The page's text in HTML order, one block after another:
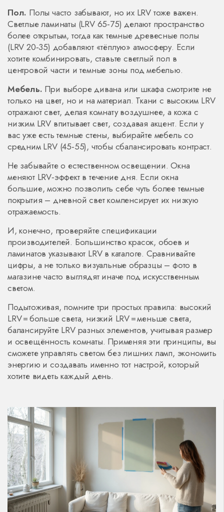
Пол. Полы часто забывают, но их LRV тоже важен.
Светлые ламинаты (LRV 65‑75) делают пространство
более открытым, тогда как темные древесные полы
(LRV 20‑35) добавляют «тёплую» атмосферу. Если
хотите комбинировать, ставьте светлый пол в
центровой части и темные зоны под мебелью.
Мебель. При выборе дивана или шкафа смотрите не
только на цвет, но и на материал. Ткани с высоким LRV
отражают свет, делая комнату воздушнее, а кожа с
низким LRV впитывает свет, создавая акцент. Если у
вас уже есть темные стены, выбирайте мебель со
средним LRV (45‑55), чтобы сбалансировать контраст.
Не забывайте о естественном освещении. Окна
меняют LRV‑эффект в течение дня. Если окна
большие, можно позволить себе чуть более темные
покрытия – дневной свет компенсирует их низкую
отражаемость.
И, конечно, проверяйте спецификации
производителей. Большинство красок, обоев и
ламинатов указывают LRV в каталоге. Сравнивайте
цифры, а не только визуальные образцы – фото в
магазине часто выглядят иначе под искусственным
светом.
Подытоживая, помните три простых правила: высокий
LRV = больше света, низкий LRV = меньше света,
балансируйте LRV разных элементов, учитывая размер
и освещённость комнаты. Применяя эти принципы, вы
сможете управлять светом без лишних ламп, экономить
энергию и создавать именно тот настрой, который
хотите видеть каждый день.